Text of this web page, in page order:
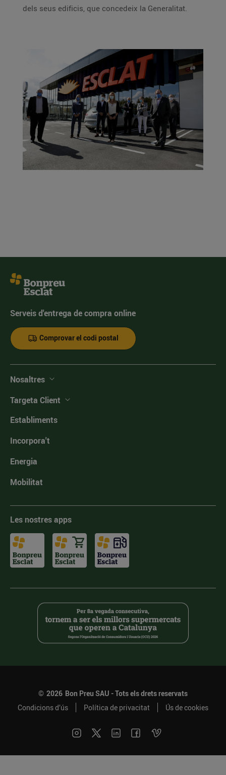
dels seus edificis, que concedeix la Generalitat.
Serveis d'entrega de compra online
Comprovar el codi postal
Nosaltres
Targeta Client
Establiments
Incorpora't
Energia
Mobilitat
Les nostres apps
© 2026 Bon Preu SAU - Tots els drets reservats
Condicions d’ús
Política de privacitat Ús de cookies